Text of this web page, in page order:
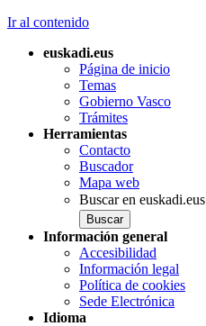
Ir al contenido
euskadi.eus
Página de inicio
Temas
Gobierno Vasco
Trámites
Herramientas
Contacto
Buscador
Mapa web
Buscar en euskadi.eus
Información general
Accesibilidad
Información legal
Política de cookies
Sede Electrónica
Idioma